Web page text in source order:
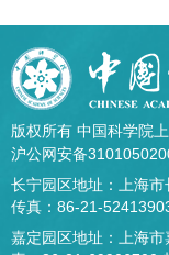
版权所有 中国科学院
沪公网安备
长宁园区地址：上海
传真：86-21-
嘉定园区地址：上海